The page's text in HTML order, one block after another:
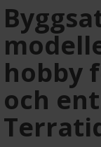
hobby
och